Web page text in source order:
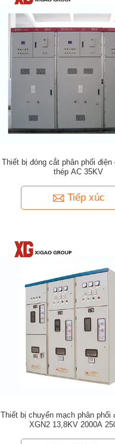
Thiết bị đóng cắt phân phối điện
thép AC 35KV
Tiếp xúc
Thiết bị chuyển mạch phân phối
XGN2 13,8KV 2000A